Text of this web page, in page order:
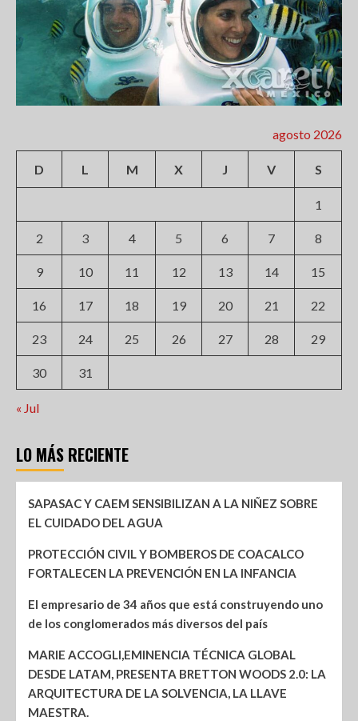
agosto 2026
D L M X J V S
1
2 3 4 5 6 7 8
9 10 11 12 13 14 15
16 17 18 19 20 21 22
23 24 25 26 27 28 29
30 31
« Jul
LO MÁS RECIENTE
SAPASAC Y CAEM SENSIBILIZAN A LA NIÑEZ SOBRE
EL CUIDADO DEL AGUA
PROTECCIÓN CIVIL Y BOMBEROS DE COACALCO
FORTALECEN LA PREVENCIÓN EN LA INFANCIA
El empresario de 34 años que está construyendo uno
de los conglomerados más diversos del país
MARIE ACCOGLI,EMINENCIA TÉCNICA GLOBAL
DESDE LATAM, PRESENTA BRETTON WOODS 2.0: LA
ARQUITECTURA DE LA SOLVENCIA, LA LLAVE
MAESTRA.